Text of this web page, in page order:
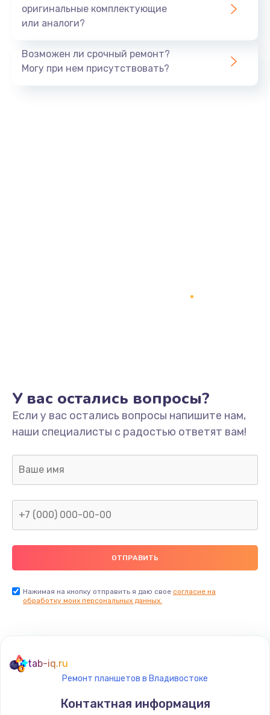
800 руб.
Тюнинг динамиков
Модернизация
2100 руб.
2000 руб.
Ремонт пищалок(твитеров)
900 руб.
Заказать
1795 руб.
оригинальные комплектующие
или аналоги?
Возможен ли срочный ремонт?
Могу при нем присутствовать?
У вас остались вопросы?
Если у вас остались вопросы напишите нам,
наши специалисты с радостью ответят вам!
Нажимая на кнопку отправить я даю свое согласие на
обработку моих персональных данных.
tab-iq.ru
Ремонт планшетов в Владивостоке
Контактная информация